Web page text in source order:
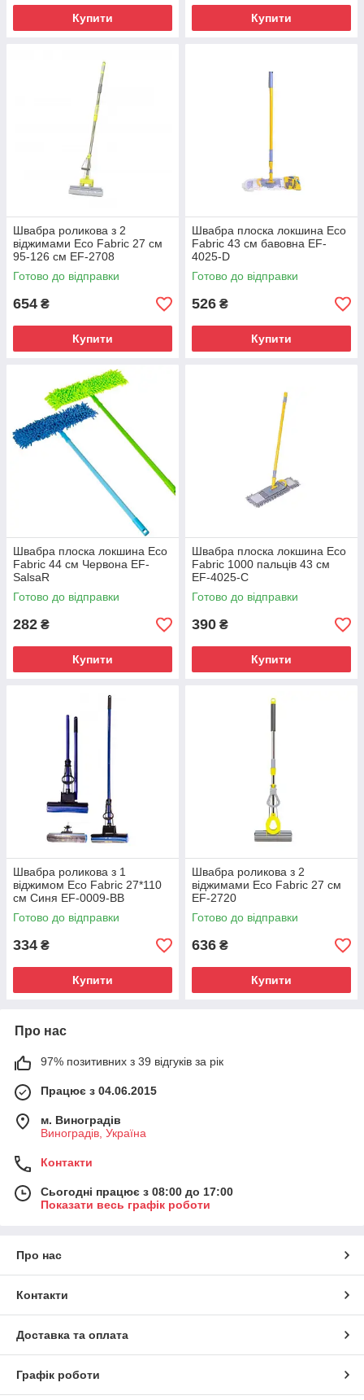
Купити Купити
Швабра роликова з 2
віджимами Eco Fabric 27 см
95-126 см EF-2708
Готово до відправки
654 ₴
Купити
Швабра плоска локшина Eco
Fabric 43 см бавовна EF-
4025-D
Готово до відправки
526 ₴
Купити
Швабра плоска локшина Eco
Fabric 44 см Червона EF-
SalsaR
Готово до відправки
282 ₴
Купити
Швабра плоска локшина Eco
Fabric 1000 пальців 43 см
EF-4025-C
Готово до відправки
390 ₴
Купити
Швабра роликова з 1
віджимом Eco Fabric 27*110
см Синя EF-0009-BB
Готово до відправки
334 ₴
Купити
Швабра роликова з 2
віджимами Eco Fabric 27 см
EF-2720
Готово до відправки
636 ₴
Купити
Про нас
97% позитивних з 39 відгуків за рік
Працює з 04.06.2015
м. Виноградів
Виноградів, Україна
Контакти
Сьогодні працює з 08:00 до 17:00
Показати весь графік роботи
Про нас
Контакти
Доставка та оплата
Графік роботи